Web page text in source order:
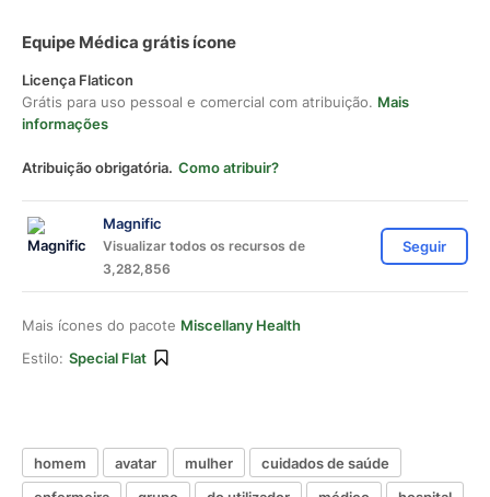
Equipe Médica grátis ícone
Licença Flaticon
Grátis para uso pessoal e comercial com atribuição. Mais
informações
Atribuição obrigatória. Como atribuir?
Magnific
Visualizar todos os recursos de
3,282,856
Seguir
Mais ícones do pacote Miscellany Health
Estilo: Special Flat
homem avatar mulher
cuidados de saúde